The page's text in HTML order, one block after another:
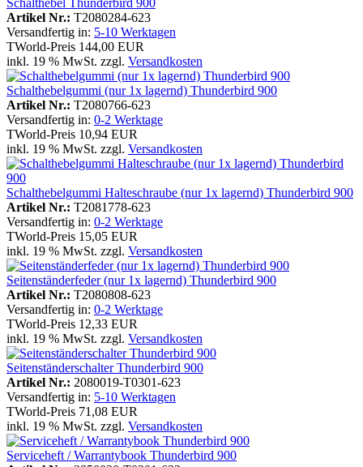
Artikel Nr.: T2080284-623
Versandfertig in: 5-10 Werktagen
TWorld-Preis 144,00 EUR
inkl. 19 % MwSt. zzgl. Versandkosten
Schalthebelgummi (nur 1x lagernd) Thunderbird 900
Artikel Nr.: T2080766-623
Versandfertig in: 0-2 Werktage
TWorld-Preis 10,94 EUR
inkl. 19 % MwSt. zzgl. Versandkosten
Schalthebelgummi Halteschraube (nur 1x lagernd) Thunderbird 900
Artikel Nr.: T2081778-623
Versandfertig in: 0-2 Werktage
TWorld-Preis 15,05 EUR
inkl. 19 % MwSt. zzgl. Versandkosten
Seitenständerfeder (nur 1x lagernd) Thunderbird 900
Artikel Nr.: T2080808-623
Versandfertig in: 0-2 Werktage
TWorld-Preis 12,33 EUR
inkl. 19 % MwSt. zzgl. Versandkosten
Seitenständerschalter Thunderbird 900
Artikel Nr.: 2080019-T0301-623
Versandfertig in: 5-10 Werktagen
TWorld-Preis 71,08 EUR
inkl. 19 % MwSt. zzgl. Versandkosten
Serviceheft / Warrantybook Thunderbird 900